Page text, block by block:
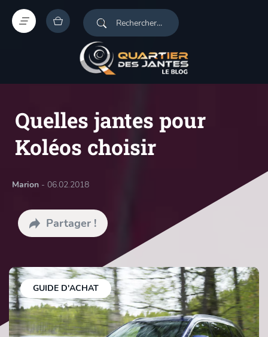
Quelles jantes pour
Koléos choisir
Marion - 06.02.2018
Partager !
GUIDE D'ACHAT